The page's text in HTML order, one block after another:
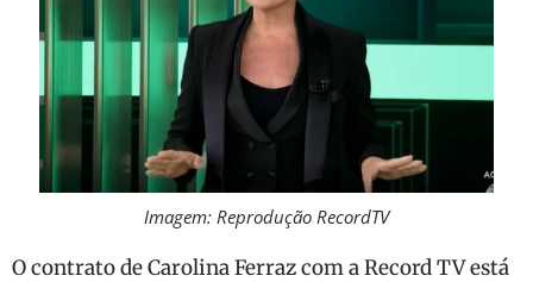
Imagem: Reprodução RecordTV
O contrato de Carolina Ferraz com a Record TV está